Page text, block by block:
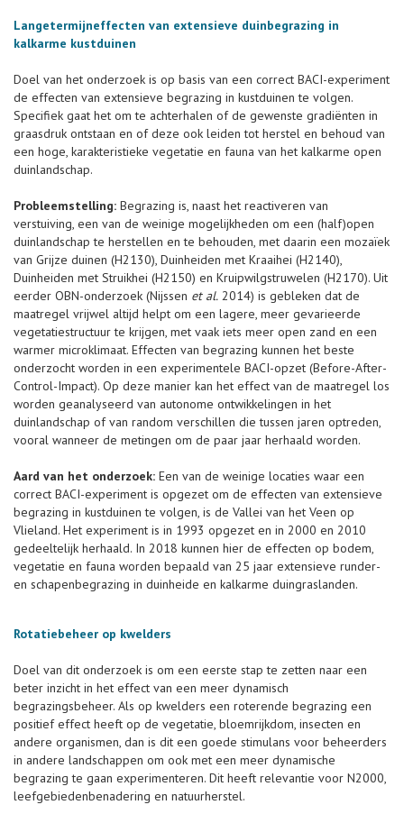
Langetermijneffecten van extensieve duinbegrazing in
kalkarme kustduinen
Doel van het onderzoek is op basis van een correct BACI-experiment
de effecten van extensieve begrazing in kustduinen te volgen.
Specifiek gaat het om te achterhalen of de gewenste gradiënten in
graasdruk ontstaan en of deze ook leiden tot herstel en behoud van
een hoge, karakteristieke vegetatie en fauna van het kalkarme open
duinlandschap.
Probleemstelling: Begrazing is, naast het reactiveren van
verstuiving, een van de weinige mogelijkheden om een (half)open
duinlandschap te herstellen en te behouden, met daarin een mozaïek
van Grijze duinen (H2130), Duinheiden met Kraaihei (H2140),
Duinheiden met Struikhei (H2150) en Kruipwilgstruwelen (H2170). Uit
eerder OBN-onderzoek (Nijssen et al. 2014) is gebleken dat de
maatregel vrijwel altijd helpt om een lagere, meer gevarieerde
vegetatiestructuur te krijgen, met vaak iets meer open zand en een
warmer microklimaat. Effecten van begrazing kunnen het beste
onderzocht worden in een experimentele BACI-opzet (Before-After-
Control-Impact). Op deze manier kan het effect van de maatregel los
worden geanalyseerd van autonome ontwikkelingen in het
duinlandschap of van random verschillen die tussen jaren optreden,
vooral wanneer de metingen om de paar jaar herhaald worden.
Aard van het onderzoek: Een van de weinige locaties waar een
correct BACI-experiment is opgezet om de effecten van extensieve
begrazing in kustduinen te volgen, is de Vallei van het Veen op
Vlieland. Het experiment is in 1993 opgezet en in 2000 en 2010
gedeeltelijk herhaald. In 2018 kunnen hier de effecten op bodem,
vegetatie en fauna worden bepaald van 25 jaar extensieve runder-
en schapenbegrazing in duinheide en kalkarme duingraslanden.
Rotatiebeheer op kwelders
Doel van dit onderzoek is om een eerste stap te zetten naar een
beter inzicht in het effect van een meer dynamisch
begrazingsbeheer. Als op kwelders een roterende begrazing een
positief effect heeft op de vegetatie, bloemrijkdom, insecten en
andere organismen, dan is dit een goede stimulans voor beheerders
in andere landschappen om ook met een meer dynamische
begrazing te gaan experimenteren. Dit heeft relevantie voor N2000,
leefgebiedenbenadering en natuurherstel.